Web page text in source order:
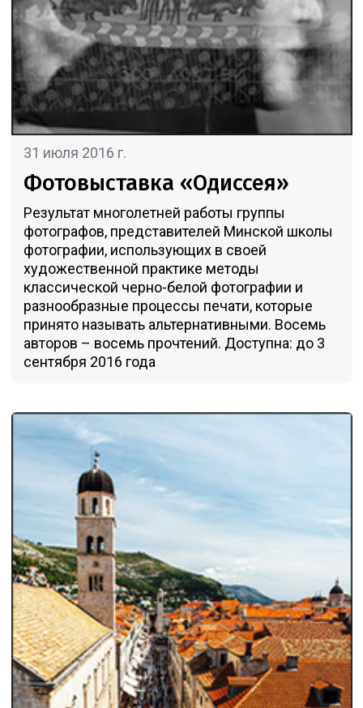
31 июля 2016 г.
Фотовыставка «Одиссея»
Результат многолетней работы группы
фотографов, представителей Минской школы
фотографии, использующих в своей
художественной практике методы
классической черно-белой фотографии и
разнообразные процессы печати, которые
принято называть альтернативными. Восемь
авторов – восемь прочтений. Доступна: до 3
сентября 2016 года